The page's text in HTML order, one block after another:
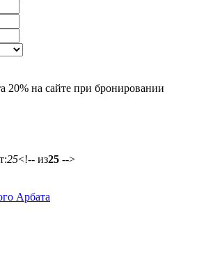
20% на сайте при бронировании
25<!-- из25 -->
Арбата